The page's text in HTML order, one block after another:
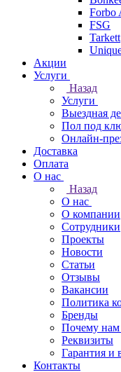
Forbo
FSG
Tarkett
Акции
Услуги
Назад
Услуги
Выездная
Пол под
Онлайн-
Доставка
Оплата
О нас
Назад
О нас
О компании
Сотрудники
Проекты
Новости
Статьи
Отзывы
Вакансии
Политика
Бренды
Почему нам
Реквизиты
Гарантия и
Контакты